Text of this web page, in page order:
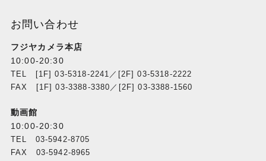
お問い合わせ
フジヤカメラ本店
10:00-20:30
TEL [1F] 03-5318-2241／[2F] 03-5318-2222
FAX [1F] 03-3388-3380／[2F] 03-3388-1560
動画館
10:00-20:30
TEL 03-5942-8705
FAX 03-5942-8965